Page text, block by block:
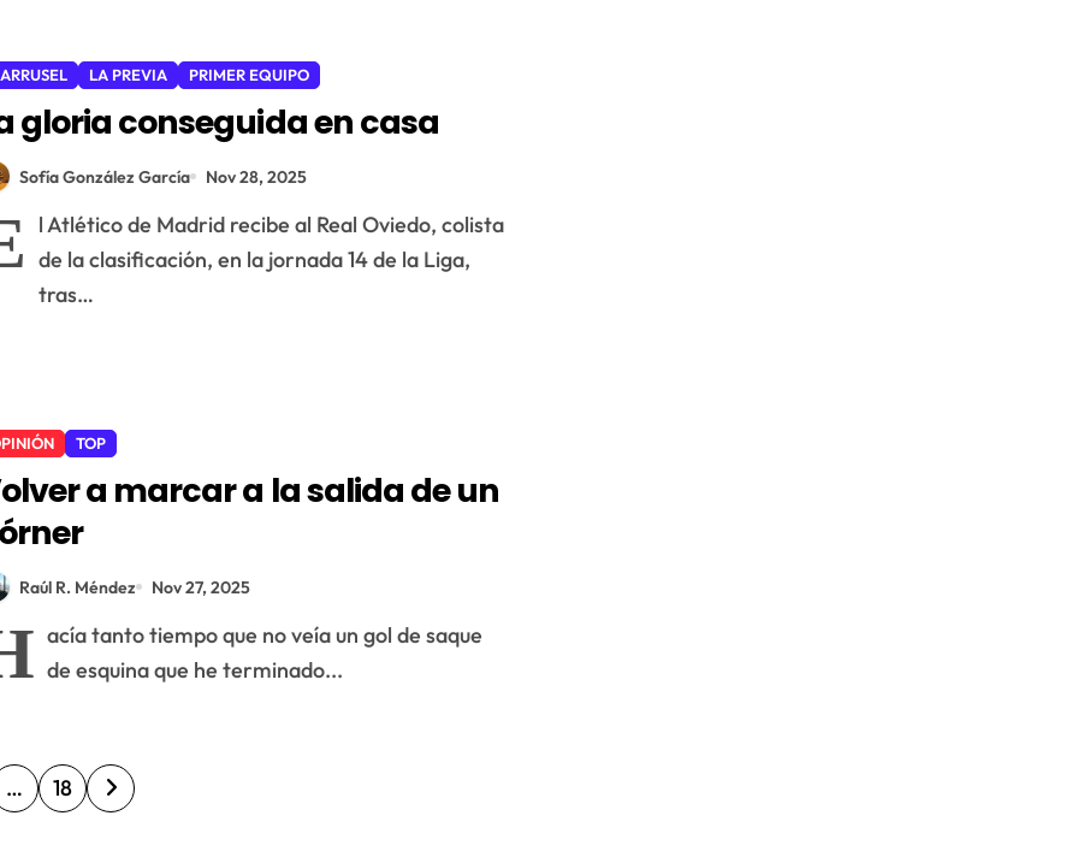
LA PREVIA PRIMER EQUIPO
gloria conseguida en casa
Sofía González García Nov 28, 2025
l Atlético de Madrid recibe al Real Oviedo, colista
de la clasificación, en la jornada 14 de la Liga,
tras…
TOP
a marcar a la salida de un
Raúl R. Méndez Nov 27, 2025
acía tanto tiempo que no veía un gol de saque
de esquina que he terminado...
… 18